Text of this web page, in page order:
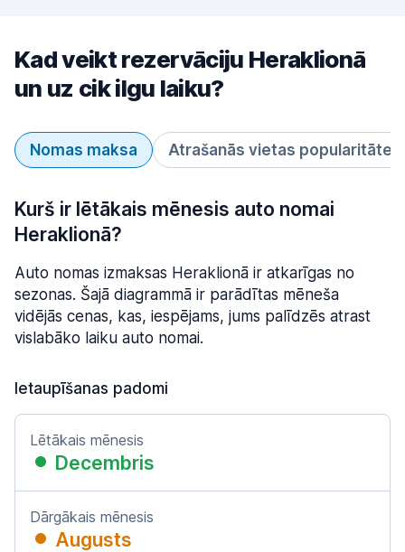
Kad veikt rezervāciju Heraklionā
un uz cik ilgu laiku?
Nomas maksa Atrašanās vietas popularitāte
Kurš ir lētākais mēnesis auto nomai
Heraklionā?
Auto nomas izmaksas Heraklionā ir atkarīgas no
sezonas. Šajā diagrammā ir parādītas mēneša
vidējās cenas, kas, iespējams, jums palīdzēs atrast
vislabāko laiku auto nomai.
Ietaupīšanas padomi
Lētākais mēnesis
Decembris
Dārgākais mēnesis
Augusts